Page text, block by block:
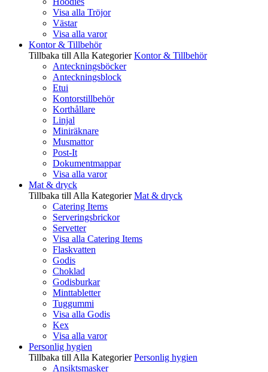
Visa alla Tröjor
Västar
Visa alla varor
Kontor & Tillbehör
Tillbaka till Alla Kategorier Kontor & Tillbehör
Anteckningsböcker
Anteckningsblock
Etui
Kontorstillbehör
Korthållare
Linjal
Miniräknare
Musmattor
Post-It
Dokumentmappar
Visa alla varor
Mat & dryck
Tillbaka till Alla Kategorier Mat & dryck
Catering Items
Serveringsbrickor
Servetter
Visa alla Catering Items
Flaskvatten
Godis
Choklad
Godisburkar
Minttabletter
Tuggummi
Visa alla Godis
Kex
Visa alla varor
Personlig hygien
Tillbaka till Alla Kategorier Personlig hygien
Ansiktsmasker